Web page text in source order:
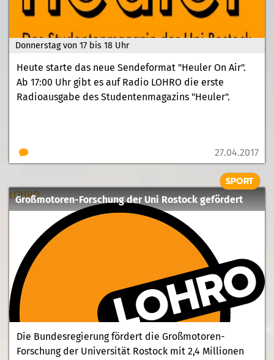
Donnerstag von 17 bis 18 Uhr
Heute starte das neue Sendeformat "Heuler On Air".
Ab 17:00 Uhr gibt es auf Radio LOHRO die erste
Radioausgabe des Studentenmagazins "Heuler".
27.04.2017
LOHRO
Großmotoren-Forschung der Uni Rostock gefördert
SPORT
Die Bundesregierung fördert die Großmotoren-
Forschung der Universität Rostock mit 2,4 Millionen